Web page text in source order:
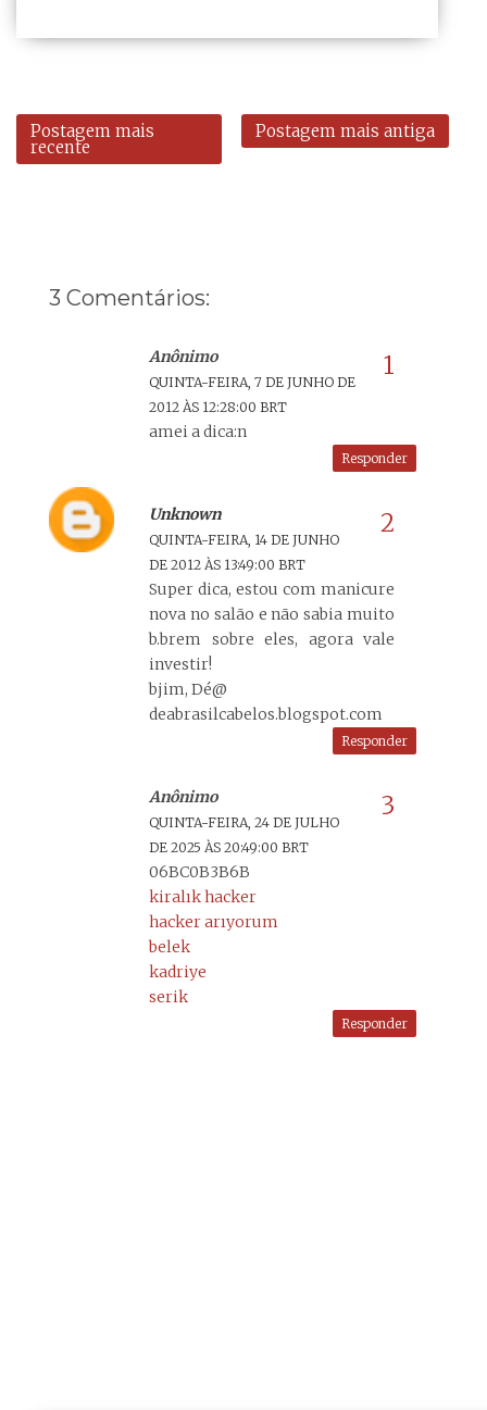
Postagem mais
recente
Postagem mais antiga
3 Comentários:
Anônimo
QUINTA-FEIRA, 7 DE JUNHO DE
2012 ÀS 12:28:00 BRT
amei a dica:n
Responder
Unknown
QUINTA-FEIRA, 14 DE JUNHO
DE 2012 ÀS 13:49:00 BRT
Super dica, estou com manicure
nova no salão e não sabia muito
b.brem sobre eles, agora vale
investir!
bjim, Dé@
deabrasilcabelos.blogspot.com
Responder
Anônimo
QUINTA-FEIRA, 24 DE JULHO
DE 2025 ÀS 20:49:00 BRT
06BC0B3B6B
kiralık hacker
hacker arıyorum
belek
kadriye
serik
Responder